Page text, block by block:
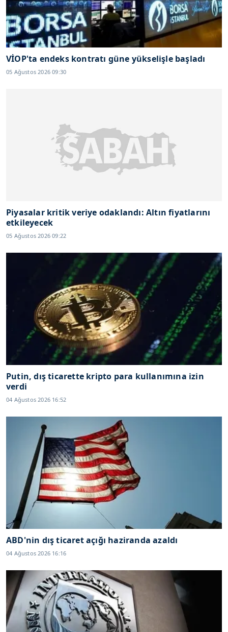
VİOP'ta endeks kontratı güne yükselişle başladı
05 Ağustos 2026 09:30
Piyasalar kritik veriye odaklandı: Altın fiyatlarını
etkileyecek
05 Ağustos 2026 09:22
Putin, dış ticarette kripto para kullanımına izin
verdi
04 Ağustos 2026 16:52
ABD'nin dış ticaret açığı haziranda azaldı
04 Ağustos 2026 16:16